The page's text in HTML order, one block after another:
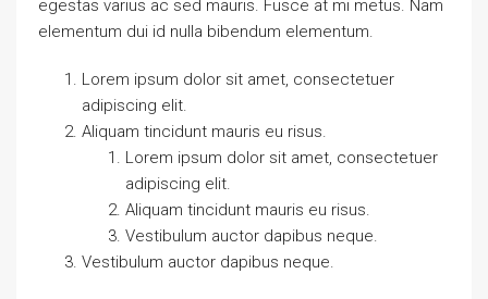
egestas varius ac sed mauris. Fusce at mi metus. Nam
elementum dui id nulla bibendum elementum.
Lorem ipsum dolor sit amet, consectetuer
adipiscing elit.
Aliquam tincidunt mauris eu risus.
Lorem ipsum dolor sit amet, consectetuer
adipiscing elit.
Aliquam tincidunt mauris eu risus.
Vestibulum auctor dapibus neque.
Vestibulum auctor dapibus neque.